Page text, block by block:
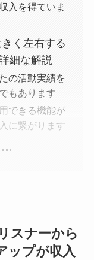
入を得ていま
く左右する
細な解説
の活動実績を
もあります
できる機能が
に繋がります
スナーから
ップが収入